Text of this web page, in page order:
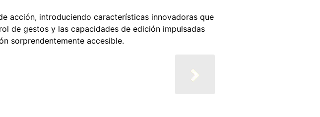
acción, introduciendo características innovadoras que
de gestos y las capacidades de edición impulsadas
sorprendentemente accesible.